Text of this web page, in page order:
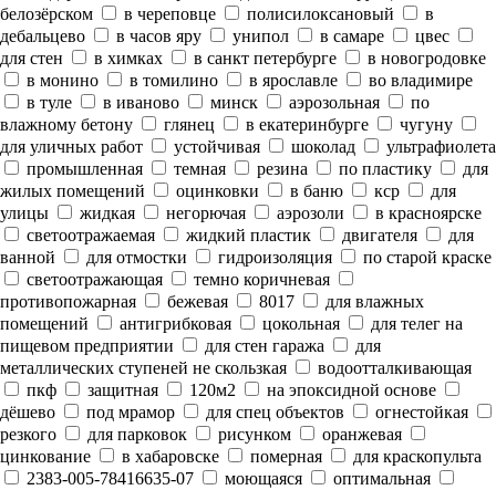
белозёрском
в череповце полисилоксановый
в
дебальцево
в часов яру унипол в самаре
цвес
для стен
в химках в санкт петербурге
в новогродовке
в монино
в томилино в ярославле
во владимире
в туле
в иваново минск аэрозольная
по
влажному бетону
глянец в екатеринбурге
чугуну
для уличных работ
устойчивая шоколад
ультрафиолета
промышленная
темная резина по пластику
для
жилых помещений
оцинковки в баню кср
для
улицы
жидкая негорючая аэрозоли
в красноярске
светоотражаемая
жидкий пластик двигателя
для
ванной
для отмостки гидроизоляция
по старой краске
светоотражающая
темно коричневая
противопожарная
бежевая 8017
для влажных
помещений
антигрибковая цокольная
для телег на
пищевом предприятии
для стен гаража
для
металлических ступеней не скользкая
водоотталкивающая
пкф
защитная 120м2
на эпоксидной основе
дёшево
под мрамор для спец объектов
огнестойкая
резкого
для парковок рисунком
оранжевая
цинкование
в хабаровске померная
для краскопульта
2383-005-78416635-07
моющаяся
оптимальная